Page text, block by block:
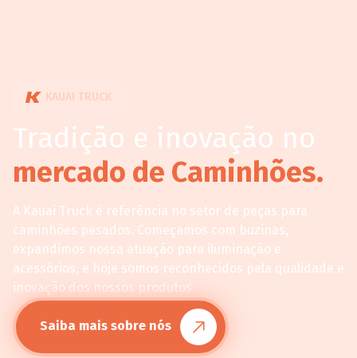
KAUAI TRUCK
Tradição e inovação no
mercado de Caminhões.
A Kauai Truck é referência no setor de peças para
caminhões pesados. Começamos com buzinas,
expandimos nossa atuação para iluminação e
acessórios, e hoje somos reconhecidos pela qualidade e
inovação dos nossos produtos.
Saiba mais sobre nós